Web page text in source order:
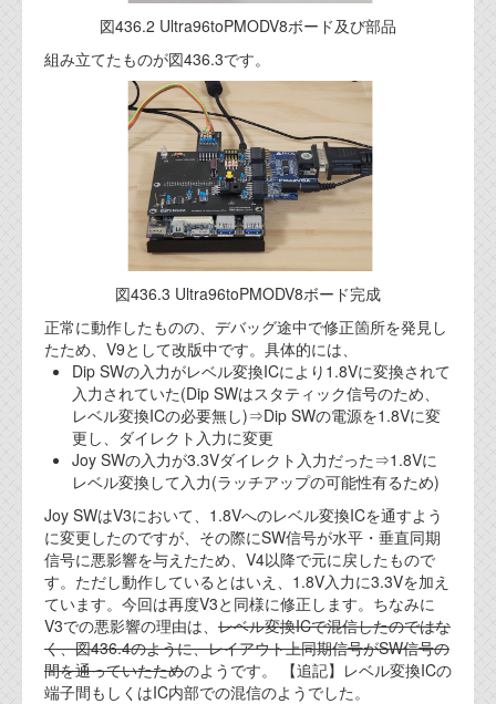
機能安全用語集
設計用語集
オンラインショップ
お問い合わせ
図436.2 Ultra96toPMODV8ボード及び部品
組み立てたものが図436.3です。
図436.3 Ultra96toPMODV8ボード完成
正常に動作したものの、デバッグ途中で修正箇所を発見し
たため、V9として改版中です。具体的には、
Dip SWの入力がレベル変換ICにより1.8Vに変換されて
入力されていた(Dip SWはスタティック信号のため、
レベル変換ICの必要無し)⇒Dip SWの電源を1.8Vに変
更し、ダイレクト入力に変更
Joy SWの入力が3.3Vダイレクト入力だった⇒1.8Vに
レベル変換して入力(ラッチアップの可能性有るため)
Joy SWはV3において、1.8Vへのレベル変換ICを通すよう
に変更したのですが、その際にSW信号が水平・垂直同期
信号に悪影響を与えたため、V4以降で元に戻したもので
す。ただし動作しているとはいえ、1.8V入力に3.3Vを加え
ています。今回は再度V3と同様に修正します。ちなみに
V3での悪影響の理由は、 レベル変換ICで混信したのではな
く、図436.4のように、レイアウト上同期信号がSW信号の
間を通っていたためのようです。 【追記】レベル変換ICの
端子間もしくはIC内部での混信のようでした。